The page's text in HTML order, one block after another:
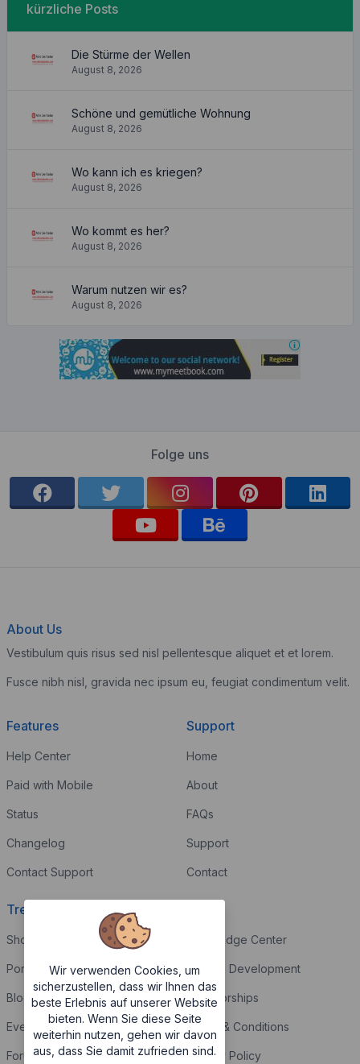
kürzliche Posts
Die Stürme der Wellen
August 8, 2026
Schöne und gemütliche Wohnung
August 8, 2026
Wo kann ich es kriegen?
August 8, 2026
Wo kommt es her?
August 8, 2026
Warum nutzen wir es?
August 8, 2026
Folge uns
About Us
Vestibulum quis risus sed nisl pellentesque aliquet et et lorem.
Fusce nibh nisl, gravida nec ipsum eu, feugiat condimentum velit.
Features
Help Center
Paid with Mobile
Status
Changelog
Contact Support
Support
Home
About
FAQs
Support
Contact
Trending
Shop
Portfolio
Blog
Events
Forums
Knowledge Center
Custom Development
Sponsorships
Terms & Conditions
Privacy Policy
Wir verwenden Cookies, um
sicherzustellen, dass wir Ihnen das
beste Erlebnis auf unserer Website
bieten. Wenn Sie diese Seite
weiterhin nutzen, gehen wir davon
aus, dass Sie damit zufrieden sind.